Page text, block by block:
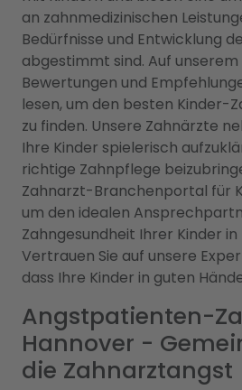
an zahnmedizinischen
Bedürfnisse und Entwicklung
abgestimmt sind. Auf
Bewertungen und
lesen, um den besten Kinder-
zu finden. Unsere Zahnärzte
Ihre Kinder spielerisch
richtige Zahnpflege
Zahnarzt-Branchenportal für
um den idealen
Zahngesundheit Ihrer Kinder
Vertrauen Sie auf unsere
dass Ihre Kinder in guten
Angstpatienten-
Hannover -
die Zahnarztangst